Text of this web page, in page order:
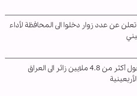
تعلن عن عدد زوار دخلوا الى المحافظة لأداء
دخول أكثر من 4.8 ملايين زائر الى العراق